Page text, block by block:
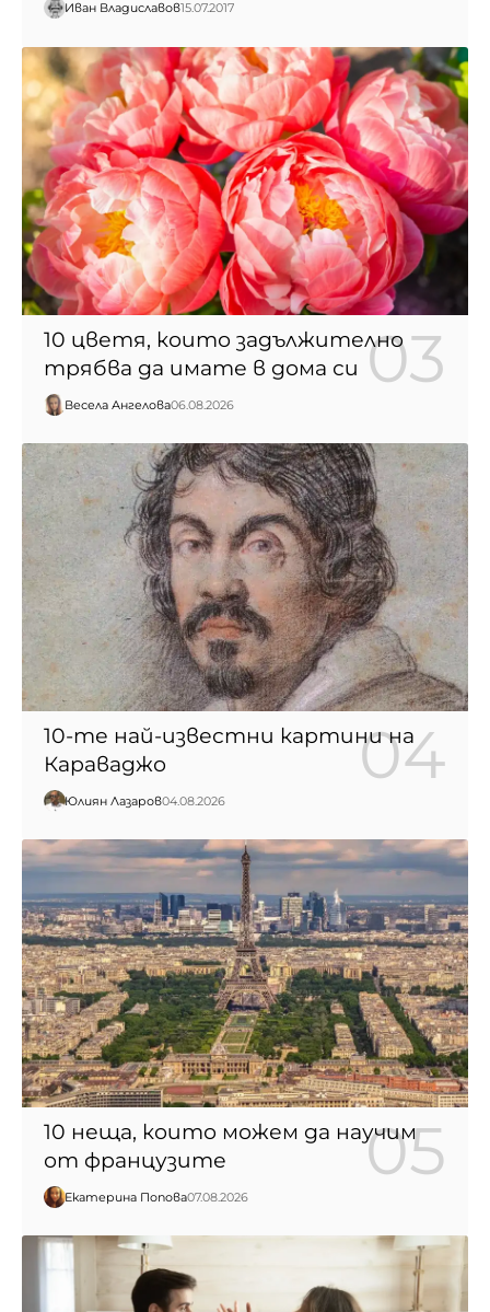
Иван Владиславов15.07.2017
10 цветя, които задължително
трябва да имате в дома си
Весела Ангелова06.08.2026
10-те най-известни картини на
Караваджо
Юлиян Лазаров04.08.2026
10 неща, които можем да научим
от французите
Екатерина Попова07.08.2026